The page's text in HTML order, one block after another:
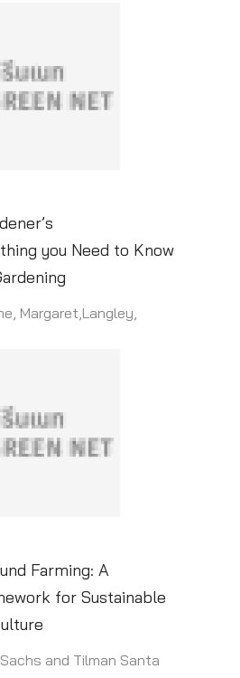
you Need to Know
Margaret,Langley,
Farming: A
for Sustainable
and Tilman Santa